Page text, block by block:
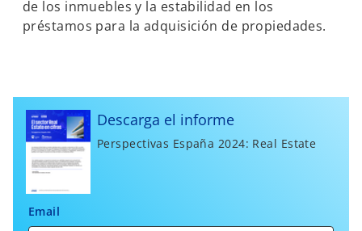
v
a
v
a
v
a
de los inmuebles y la estabilidad en los
préstamos para la adquisición de propiedades.
Descarga el informe
Perspectivas España 2024: Real Estate
Email